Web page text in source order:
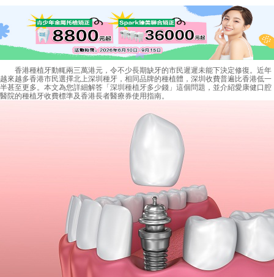
香港種植牙動輒兩三萬港元，令不少長期缺牙的市民遲遲未能下決定修復。近年
越來越多香港市民選擇北上深圳種牙，相同品牌的種植體，深圳收費普遍比香港低一
半甚至更多。本文為您詳細解答「 深圳種植牙多少錢 」這個問題，並介紹愛康健口腔
醫院的種植牙收費標準及香港長者醫療券使用指南。